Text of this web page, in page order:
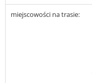
miejscowości na trasie: